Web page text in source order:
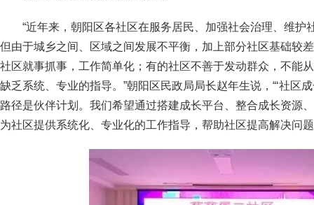
“近年来，朝阳区各社区在服务居民、加强社会治理、维护
但由于城乡之间、区域之间发展不平衡，加上部分社区基础较
社区就事抓事，工作简单化；有的社区不善于发动群众，不能
缺乏系统、专业的指导。”朝阳区民政局局长赵年生说，“‘社区
路径是伙伴计划。我们希望通过搭建成长平台、整合成长资源
为社区提供系统化、专业化的工作指导，帮助社区提高解决问